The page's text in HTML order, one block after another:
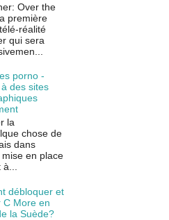
Over the
première
réalité
qui sera
porno -
des sites
la
chose de
dans
mise en place
débloquer et
C More en
la Suède?